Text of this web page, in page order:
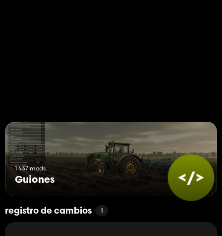
1 437 mods
Guiones
registro de cambios 1